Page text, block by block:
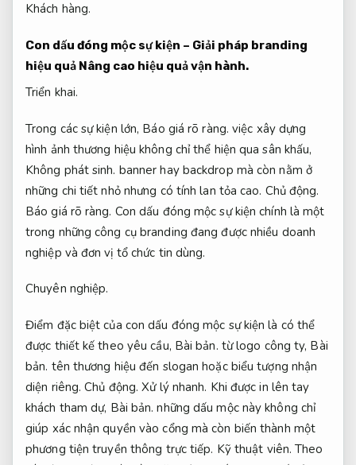
Khách hàng.
Con dấu đóng mộc sự kiện – Giải pháp branding
hiệu quả Nâng cao hiệu quả vận hành.
Triển khai.
Trong các sự kiện lớn, Báo giá rõ ràng. việc xây dựng
hình ảnh thương hiệu không chỉ thể hiện qua sân khấu,
Không phát sinh. banner hay backdrop mà còn nằm ở
những chi tiết nhỏ nhưng có tính lan tỏa cao. Chủ động.
Báo giá rõ ràng. Con dấu đóng mộc sự kiện chính là một
trong những công cụ branding đang được nhiều doanh
nghiệp và đơn vị tổ chức tin dùng.
Chuyên nghiệp.
Điểm đặc biệt của con dấu đóng mộc sự kiện là có thể
được thiết kế theo yêu cầu, Bài bản. từ logo công ty, Bài
bản. tên thương hiệu đến slogan hoặc biểu tượng nhận
diện riêng.Chủ động. Xử lý nhanh. Khi được in lên tay
khách tham dự, Bài bản. những dấu mộc này không chỉ
giúp xác nhận quyền vào cổng mà còn biến thành một
phương tiện truyền thông trực tiếp. Kỹ thuật viên. Theo